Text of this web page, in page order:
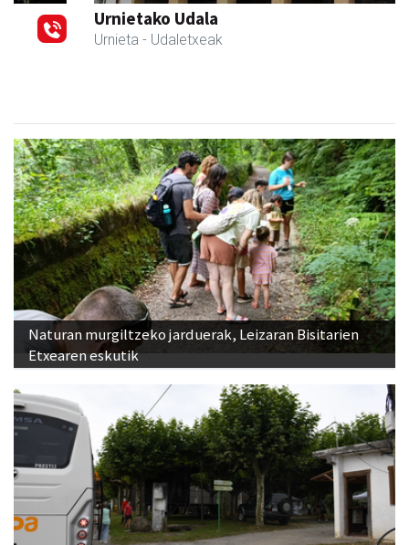
Urnietako Udala
Urnieta - Udaletxeak
Naturan murgiltzeko jarduerak, Leizaran Bisitarien
Etxearen eskutik